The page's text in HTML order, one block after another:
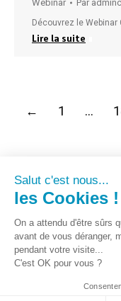
Webinar Par
Découvrez le Webinar
Lire la suite
← 1 …
CPA -
Salut c'est nous...
les Cookies !
On a attendu d'être sûrs
avant de vous déranger,
pendant votre visite...
C'est OK pour vous ?